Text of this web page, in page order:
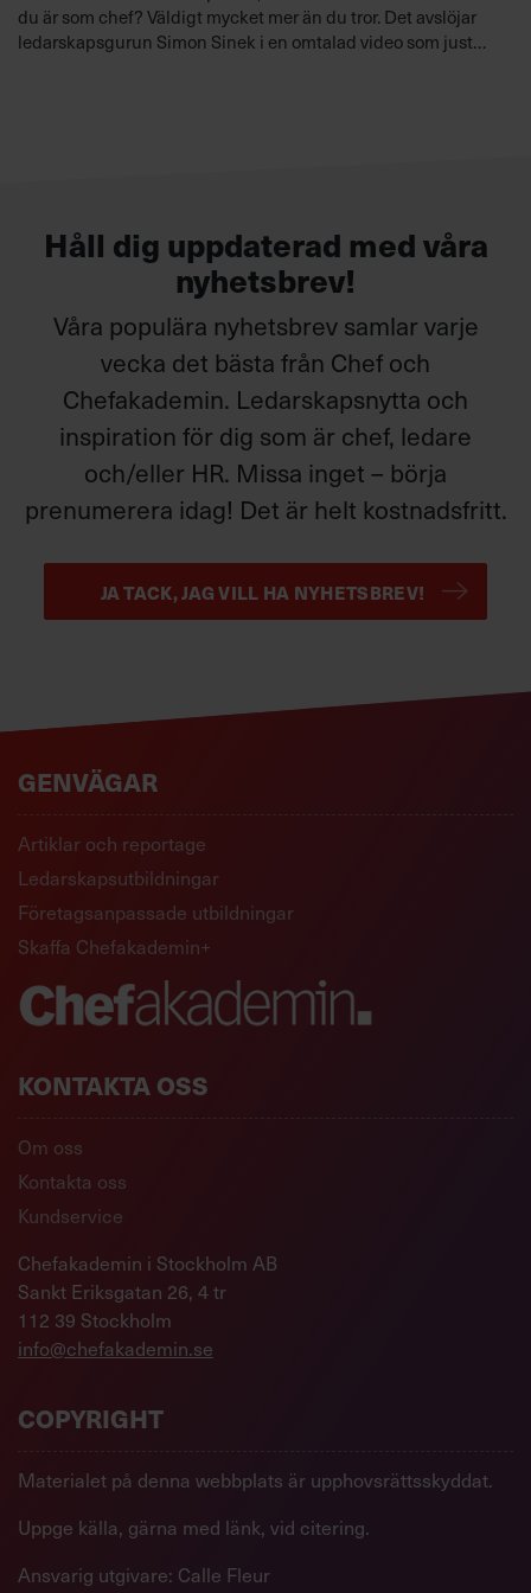
du är som chef? Väldigt mycket mer än du tror. Det avslöjar
ledarskapsgurun Simon Sinek i en omtalad video som just
Håll dig uppdaterad med våra
nyhetsbrev!
Våra populära nyhetsbrev samlar varje
vecka det bästa från Chef och
Chefakademin. Ledarskapsnytta och
inspiration för dig som är chef, ledare
och/eller HR. Missa inget – börja
prenumerera idag! Det är helt kostnadsfritt.
JA TACK, JAG VILL HA NYHETSBREV!
GENVÄGAR
Artiklar och reportage
Ledarskapsutbildningar
Företagsanpassade utbildningar
Skaffa Chefakademin+
KONTAKTA OSS
Om oss
Kontakta oss
Kundservice
Chefakademin i Stockholm AB
Sankt Eriksgatan 26, 4 tr
112 39 Stockholm
info@chefakademin.se
COPYRIGHT
Materialet på denna webbplats är upphovsrättsskyddat.
Uppge källa, gärna med länk, vid citering.
Ansvarig utgivare: Calle Fleur